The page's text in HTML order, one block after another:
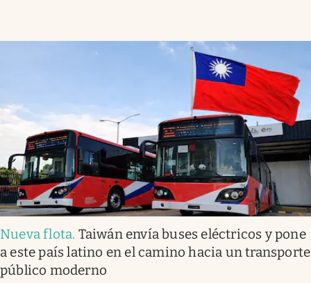
Nueva flota. Taiwán envía buses eléctricos y pone
a este país latino en el camino hacia un transporte
público moderno